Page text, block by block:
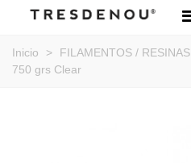
Inicio > FILAMENTOS / RESINAS
750 grs Clear